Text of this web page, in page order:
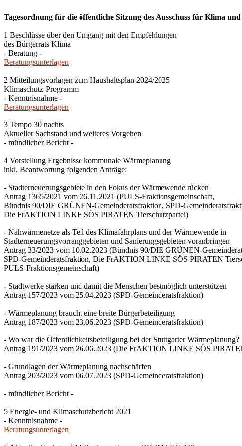
Tagesordnung für die öffentliche Sitzung des Ausschuss für Klima
1 Beschlüsse über den Umgang mit den Empfehlungen
des Bürgerrats Klima
- Beratung -
Beratungsunterlagen
2 Mitteilungsvorlagen zum Haushaltsplan 2024/2025
Klimaschutz-Programm
- Kenntnisnahme -
Beratungsunterlagen
3 Tempo 30 nachts
Aktueller Sachstand und weiteres Vorgehen
- mündlicher Bericht -
4 Vorstellung Ergebnisse kommunale Wärmeplanung
inkl. Beantwortung folgenden Anträge:
- Stadterneuerungsgebiete in den Fokus der Wärmewende rücken
Antrag 1365/2021 vom 26.11.2021 (PULS-Fraktionsgemeinschaft,
Bündnis 90/DIE GRÜNEN-Gemeinderatsfraktion, SPD-
Die FrAKTION LINKE SÖS PIRATEN Tierschutzpartei)
- Nahwärmenetze als Teil des Klimafahrplans und der Wärmewende in
Stadterneuerungsvorranggebieten und Sanierungsgebieten voranbringen
Antrag 33/2023 vom 10.02.2023 (Bündnis 90/DIE GRÜNEN-
SPD-Gemeinderatsfraktion, Die FrAKTION LINKE SÖS PIRATEN
PULS-Fraktionsgemeinschaft)
- Stadtwerke stärken und damit die Menschen bestmöglich unterstützen
Antrag 157/2023 vom 25.04.2023 (SPD-Gemeinderatsfraktion)
- Wärmeplanung braucht eine breite Bürgerbeteiligung
Antrag 187/2023 vom 23.06.2023 (SPD-Gemeinderatsfraktion)
- Wo war die Öffentlichkeitsbeteiligung bei der Stuttgarter Wärmeplanung?
Antrag 191/2023 vom 26.06.2023 (Die FrAKTION LINKE SÖS
- Grundlagen der Wärmeplanung nachschärfen
Antrag 203/2023 vom 06.07.2023 (SPD-Gemeinderatsfraktion)
- mündlicher Bericht -
5 Energie- und Klimaschutzbericht 2021
- Kenntnisnahme -
Beratungsunterlagen